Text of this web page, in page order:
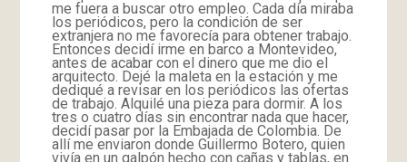
me fuera a buscar otro empleo. Cada día miraba
los periódicos, pero la condición de ser
extranjera no me favorecía para obtener trabajo.
Entonces decidí irme en barco a Montevideo,
antes de acabar con el dinero que me dio el
arquitecto. Dejé la maleta en la estación y me
dediqué a revisar en los periódicos las ofertas
de trabajo. Alquilé una pieza para dormir. A los
tres o cuatro días sin encontrar nada que hacer,
decidí pasar por la Embajada de Colombia. De
allí me enviaron donde Guillermo Botero, quien
vivía en un galpón hecho con cañas y tablas, en